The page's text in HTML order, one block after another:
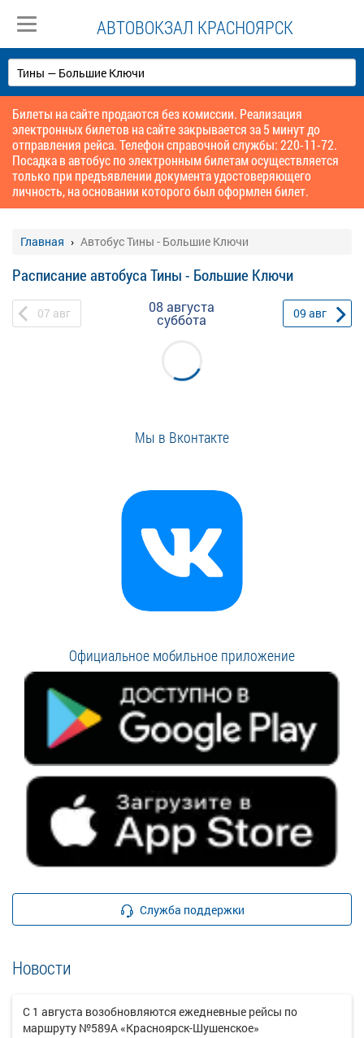
АВТОВОКЗАЛ КРАСНОЯРСК
Билеты на сайте продаются без комиссии. Реализация
электронных билетов на сайте закрывается за 5 минут до
отправления рейса. Телефон справочной службы: 220-11-72.
Посадка в автобус по электронным билетам осуществляется
только при предъявлении документа удостоверяющего
личность, на основании которого был оформлен билет.
Главная Автобус Тины - Большие Ключи
Расписание автобуса Тины - Большие Ключи
07 авг 08 августа
суббота 09 авг
Мы в Вконтакте
Официальное мобильное приложение
Служба поддержки
Новости
С 1 августа возобновляются ежедневные рейсы по
маршруту №589А «Красноярск-Шушенское»